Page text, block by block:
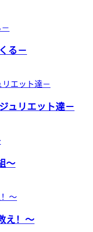
る－
ュリエット達－
～
え！～